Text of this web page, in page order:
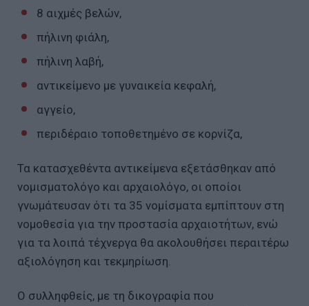
8 αιχμές βελών,
πήλινη φιάλη,
πήλινη λαβή,
αντικείμενο με γυναικεία κεφαλή,
αγγείο,
περιδέραιο τοποθετημένο σε κορνίζα,
Τα κατασχεθέντα αντικείμενα εξετάσθηκαν από
νομισματολόγο και αρχαιολόγο, οι οποίοι
γνωμάτευσαν ότι τα 35 νομίσματα εμπίπτουν στη
νομοθεσία για την προστασία αρχαιοτήτων, ενώ
για τα λοιπά τέχνεργα θα ακολουθήσει περαιτέρω
αξιολόγηση και τεκμηρίωση.
Ο συλληφθείς, με τη δικογραφία που